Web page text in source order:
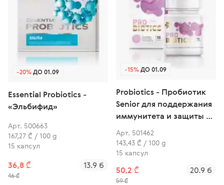
-20%ДО 01.09
Essential Probiotics -
«Эльбифид»
Арт. 500663
167,27 ₾ / 100 g
15 капсул
36,8 ₾
46 ₾
13.9 б
-15%ДО 01.09
Probiotics - Пробиотик
Senior для поддержания
иммунитета и защиты от
вирусов
Арт. 501462
143,43 ₾ / 100 g
15 капсул
50,2 ₾
59 ₾
20.9 б